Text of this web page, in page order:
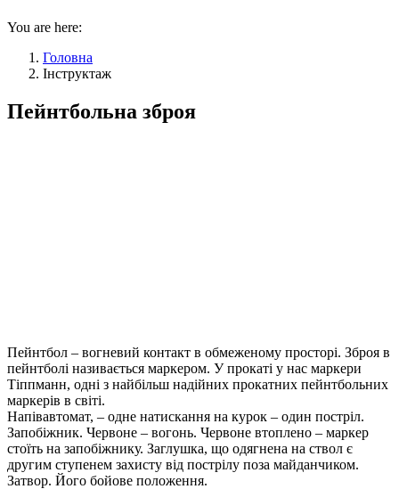
You are here:
Головна
Інструктаж
Пейнтбольна зброя
Пейнтбол – вогневий контакт в обмеженому просторі. Зброя в
пейнтболі називається маркером. У прокаті у нас маркери
Тіппманн, одні з найбільш надійних прокатних пейнтбольних
маркерів в світі.
Напівавтомат, – одне натискання на курок – один постріл.
Запобіжник. Червоне – вогонь. Червоне втоплено – маркер
стоїть на запобіжнику. Заглушка, що одягнена на ствол є
другим ступенем захисту від пострілу поза майданчиком.
Затвор. Його бойове положення.